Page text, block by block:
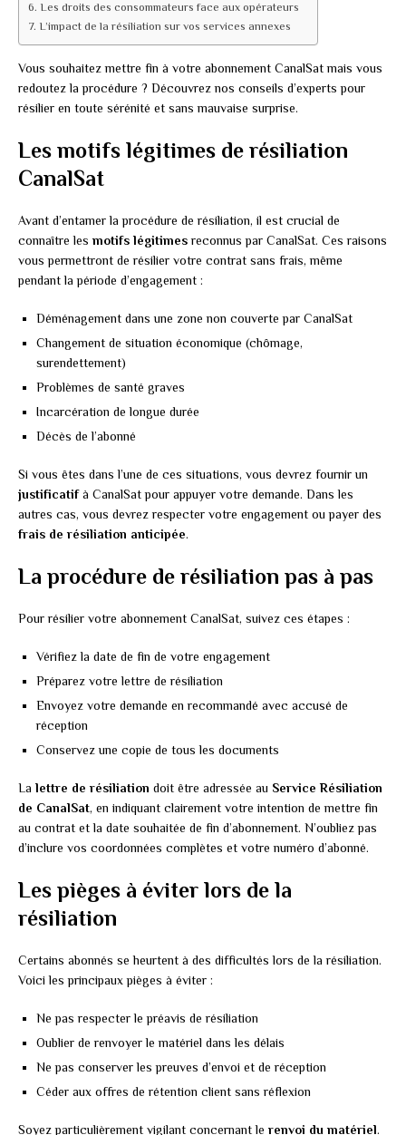
Les droits des consommateurs face aux opérateurs
L’impact de la résiliation sur vos services annexes
Vous souhaitez mettre fin à votre abonnement CanalSat mais vous
redoutez la procédure ? Découvrez nos conseils d’experts pour
résilier en toute sérénité et sans mauvaise surprise.
Les motifs légitimes de résiliation
CanalSat
Avant d’entamer la procédure de résiliation, il est crucial de
connaître les motifs légitimesreconnus par CanalSat. Ces raisons
vous permettront de résilier votre contrat sans frais, même
pendant la période d’engagement :
Déménagement dans une zone non couverte par CanalSat
Changement de situation économique (chômage,
surendettement)
Problèmes de santé graves
Incarcération de longue durée
Décès de l’abonné
Si vous êtes dans l’une de ces situations, vous devrez fournir un
justificatifà CanalSat pour appuyer votre demande. Dans les
autres cas, vous devrez respecter votre engagement ou payer des
frais de résiliation anticipée.
La procédure de résiliation pas à pas
Pour résilier votre abonnement CanalSat, suivez ces étapes :
Vérifiez la date de fin de votre engagement
Préparez votre lettre de résiliation
Envoyez votre demande en recommandé avec accusé de
réception
Conservez une copie de tous les documents
La lettre de résiliation doit être adressée au Service Résiliation
de CanalSat, en indiquant clairement votre intention de mettre fin
au contrat et la date souhaitée de fin d’abonnement. N’oubliez pas
d’inclure vos coordonnées complètes et votre numéro d’abonné.
Les pièges à éviter lors de la
résiliation
Certains abonnés se heurtent à des difficultés lors de la résiliation.
Voici les principaux pièges à éviter :
Ne pas respecter le préavis de résiliation
Oublier de renvoyer le matériel dans les délais
Ne pas conserver les preuves d’envoi et de réception
Céder aux offres de rétention client sans réflexion
Soyez particulièrement vigilant concernant le renvoi du matériel.